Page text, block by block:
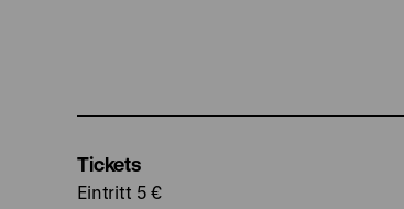
Tickets
Eintritt 5 €